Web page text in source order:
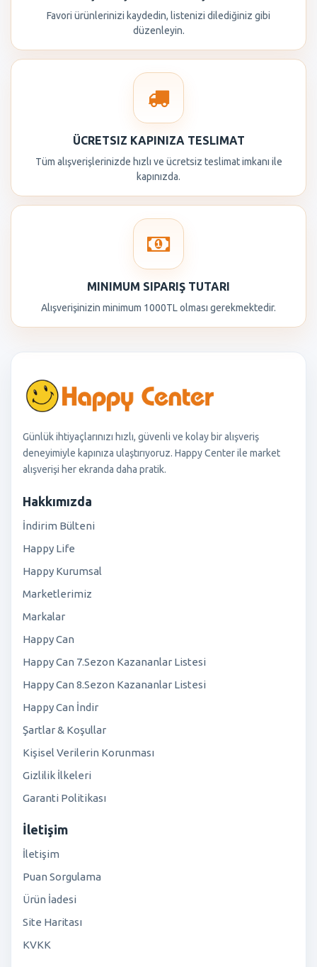
Favori ürünlerinizi kaydedin, listenizi dilediğiniz gibi
düzenleyin.
ÜCRETSIZ KAPINIZA TESLIMAT
Tüm alışverişlerinizde hızlı ve ücretsiz teslimat imkanı ile
kapınızda.
MINIMUM SIPARIŞ TUTARI
Alışverişinizin minimum 1000TL olması gerekmektedir.
Günlük ihtiyaçlarınızı hızlı, güvenli ve kolay bir alışveriş
deneyimiyle kapınıza ulaştırıyoruz. Happy Center ile market
alışverişi her ekranda daha pratik.
Hakkımızda
İndirim Bülteni
Happy Life
Happy Kurumsal
Marketlerimiz
Markalar
Happy Can
Happy Can 7.Sezon Kazananlar Listesi
Happy Can 8.Sezon Kazananlar Listesi
Happy Can İndir
Şartlar & Koşullar
Kişisel Verilerin Korunması
Gizlilik İlkeleri
Garanti Politikası
İletişim
İletişim
Puan Sorgulama
Ürün İadesi
Site Haritası
KVKK